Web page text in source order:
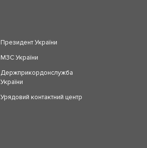
Президент України
МЗС України
Держприкордонслужба
України
Урядовий контактний центр